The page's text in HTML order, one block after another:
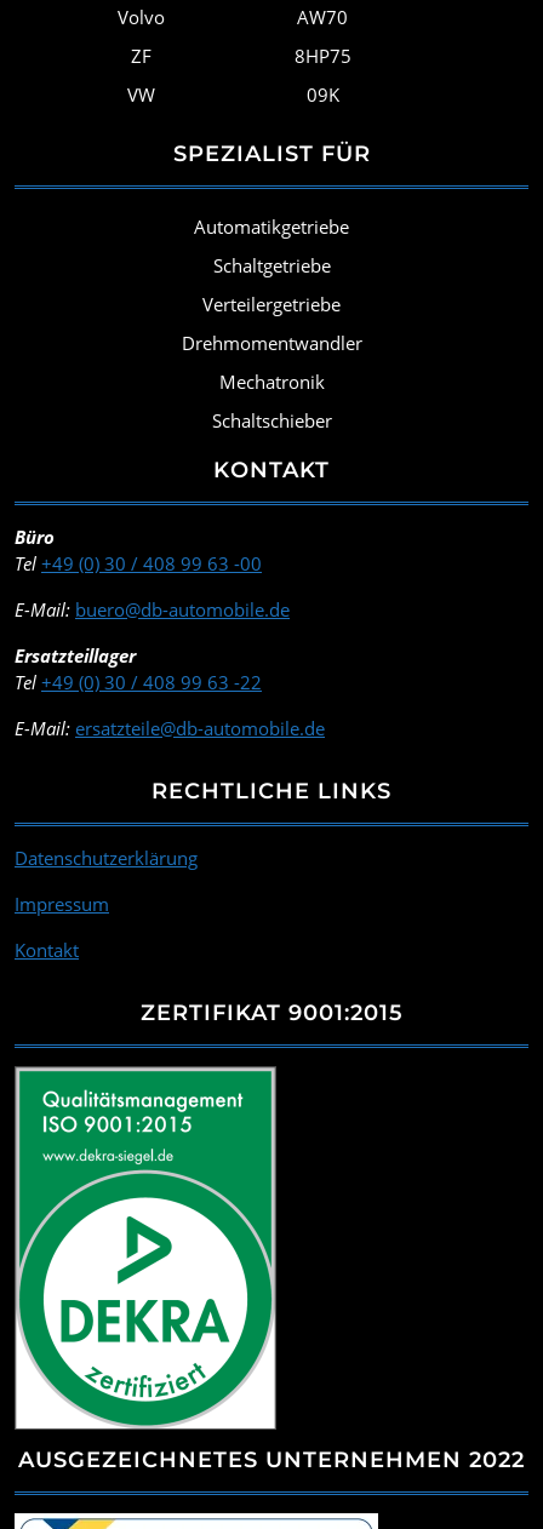
Volvo
ZF
VW
AW70
8HP75
09K
SPEZIALIST FÜR
Automatikgetriebe
Schaltgetriebe
Verteilergetriebe
Drehmomentwandler
Mechatronik
Schaltschieber
KONTAKT
Büro
Tel +49 (0) 30 / 408 99 63 -00
E-Mail: buero@db-automobile.de
Ersatzteillager
Tel +49 (0) 30 / 408 99 63 -22
E-Mail: ersatzteile@db-automobile.de
RECHTLICHE LINKS
Datenschutzerklärung
Impressum
Kontakt
ZERTIFIKAT 9001:2015
AUSGEZEICHNETES UNTERNEHMEN 2022